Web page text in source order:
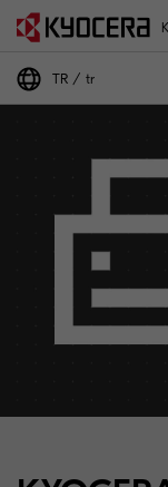
TR tr